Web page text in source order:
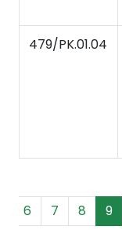
479/PK.01.04
6 7 8 9